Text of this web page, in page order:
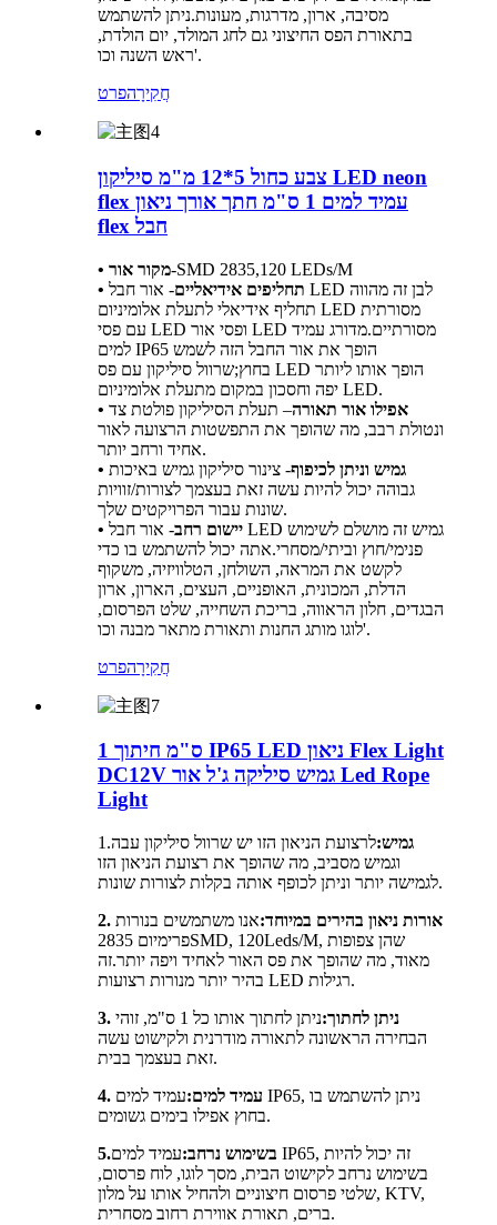
מסיבה, ארון, מדרגות, מעונות.ניתן להשתמש
בתאורת הפס החיצוני גם לחג המולד, יום הולדת,
ראש השנה וכו'.
חֲקִירָהפרט
צבע כחול 5*12 מ"מ סיליקון LED neon
flex עמיד למים 1 ס"מ חתך אורך ניאון
flex חבל
• מקור אור-SMD 2835,120 LEDs/M
• תחליפים אידיאליים- אור חבל LED לבן זה מהווה
תחליף אידיאלי לתעלת אלומיניום LED מסורתית
עם פסי LED ופסי אור LED מסורתיים.מדורג עמיד
למים IP65 הופך את אור החבל הזה לשמש
בחוץ;שרוול סיליקון עם פס LED הופך אותו ליותר
יפה וחסכון במקום מתעלת אלומיניום LED.
• אפילו אור תאורה– תעלת הסיליקון פולטת צד
ונטולת רבב, מה שהופך את התפשטות הרצועה לאור
אחיד ורחב יותר.
• גמיש וניתן לכיפוף- צינור סיליקון גמיש באיכות
גבוהה יכול להיות עשה זאת בעצמך לצורות/זוויות
שונות עבור הפרויקטים שלך.
• יישום רחב- אור חבל LED גמיש זה מושלם לשימוש
פנימי/חוץ וביתי/מסחרי.אתה יכול להשתמש בו כדי
לקשט את המראה, השולחן, הטלוויזיה, משקוף
הדלת, המכונית, האופניים, העצים, הארון, ארון
הבגדים, חלון הראווה, בריכת השחייה, שלט הפרסום,
לוגו מותג החנות ותאורת מתאר מבנה וכו'.
חֲקִירָהפרט
1 ס"מ חיתוך IP65 LED ניאון Flex Light
DC12V גמיש סיליקה ג'ל אור Led Rope
Light
1. גמיש:לרצועת הניאון הזו יש שרוול סיליקון עבה
וגמיש מסביב, מה שהופך את רצועת הניאון הזו
לגמישה יותר וניתן לכופף אותה בקלות לצורות שונות.
2. אורות ניאון בהירים במיוחד:אנו משתמשים בנורות
פרימיום 2835SMD, 120Leds/M, שהן צפופות
מאוד, מה שהופך את פס האור לאחיד ויפה יותר.זה
בהיר יותר מנורות רצועות LED רגילות.
3. ניתן לחתוך:
ניתן לחתוך אותו כל 1 ס"מ, זוהי
הבחירה הראשונה לתאורה מודרנית ולקישוט עשה
זאת בעצמך בבית.
4. עמיד למים:עמיד למים IP65, ניתן להשתמש בו
בחוץ אפילו בימים גשומים.
5.
בשימוש נרחב:עמיד למים IP65, זה יכול להיות
בשימוש נרחב לקישוט הבית, מסך לוגו, לוח פרסום,
שלטי פרסום חיצוניים ולהחיל אותו על מלון, KTV,
ברים, תאורת אווירת רחוב מסחרית.